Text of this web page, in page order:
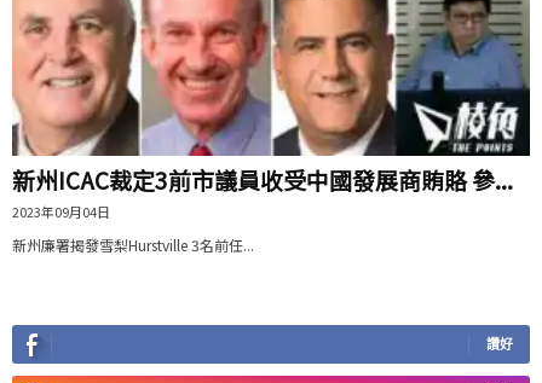
新州ICAC裁定3前市議員收受中國發展商賄賂 參...
2023年09月04日
新州廉署揭發雪梨Hurstville 3名前任...
讚好